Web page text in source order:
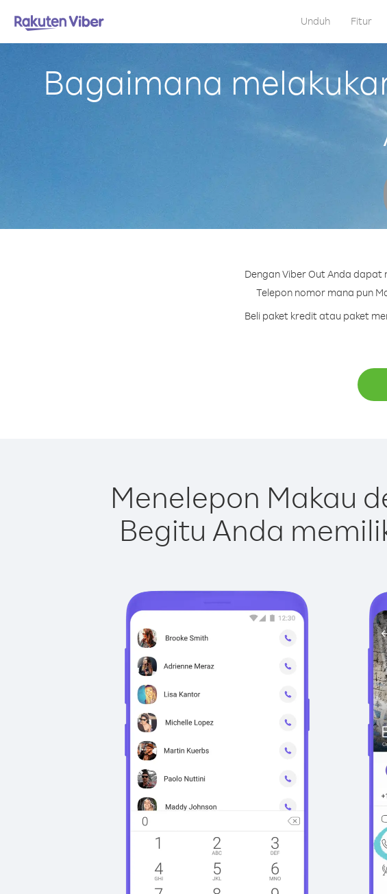
Unduh Fitur
Bagaimana
Dengan Viber Out Anda dapat
Telepon nomor mana pun
Beli paket kredit atau paket
Menelepon Makau
Begitu Anda